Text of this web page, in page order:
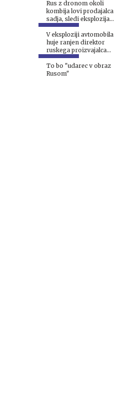
Rus z dronom okoli
kombija lovi prodajalca
sadja, sledi eksplozija
#video
V eksploziji avtomobila
huje ranjen direktor
ruskega proizvajalca
dronov
To bo "udarec v obraz
Rusom"